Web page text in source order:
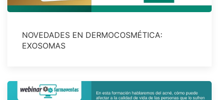
NOVEDADES EN DERMOCOSMÉTICA:
EXOSOMAS